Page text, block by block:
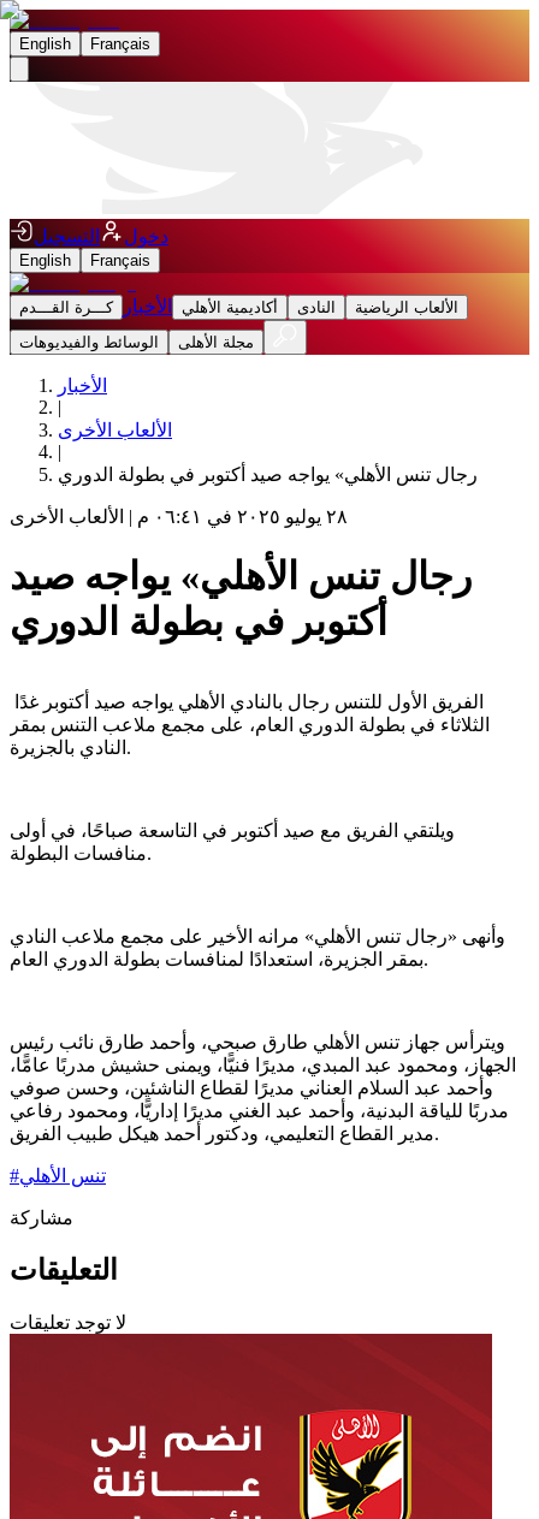
English Français
دخول التسجيل
English Français
كـــرة القـــدم الأخبار أكاديمية الأهلي النادى
الألعاب الرياضية
الوسائط والفيديوهات
مجلة الأهلى
الأخبار
|
الألعاب الأخرى
|
رجال تنس الأهلي» يواجه صيد أكتوبر في بطولة الدوري
٢٨ يوليو ٢٠٢٥ في ٠٦:٤١ م | الألعاب الأخرى
رجال تنس الأهلي» يواجه صيد
أكتوبر في بطولة الدوري
الثلاثاء في بطولة الدوري العام، على مجمع ملاعب التنس بمقر
النادي بالجزيرة.
ويلتقي الفريق مع صيد أكتوبر في التاسعة صباحًا، في أولى
منافسات البطولة.
وأنهى «رجال تنس الأهلي» مرانه الأخير على مجمع ملاعب النادي
بمقر الجزيرة، استعدادًا لمنافسات بطولة الدوري العام.
ويترأس جهاز تنس الأهلي طارق صبحي، وأحمد طارق نائب رئيس
الجهاز، ومحمود عبد المبدي، مديرًا فنيًّا، ويمنى حشيش مدربًا عامًّا،
وأحمد عبد السلام العناني مديرًا لقطاع الناشئين، وحسن صوفي
مدربًا للياقة البدنية، وأحمد عبد الغني مديرًا إداريًّا، ومحمود رفاعي
مدير القطاع التعليمي، ودكتور أحمد هيكل طبيب الفريق.
#تنس الأهلي
مشاركة
التعليقات
لا توجد تعليقات